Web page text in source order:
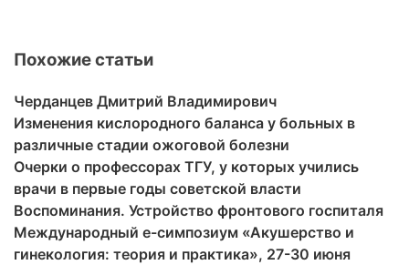
Похожие статьи
Черданцев Дмитрий Владимирович
Изменения кислородного баланса у больных в
различные стадии ожоговой болезни
Очерки о профессорах ТГУ, у которых учились
врачи в первые годы советской власти
Воспоминания. Устройство фронтового госпиталя
Международный e-симпозиум «Акушерство и
гинекология: теория и практика», 27-30 июня